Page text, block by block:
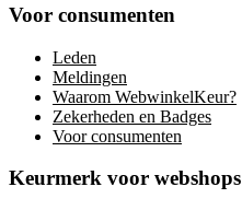
Voor consumenten
Leden
Meldingen
Waarom WebwinkelKeur?
Zekerheden en Badges
Voor consumenten
Keurmerk voor webshops